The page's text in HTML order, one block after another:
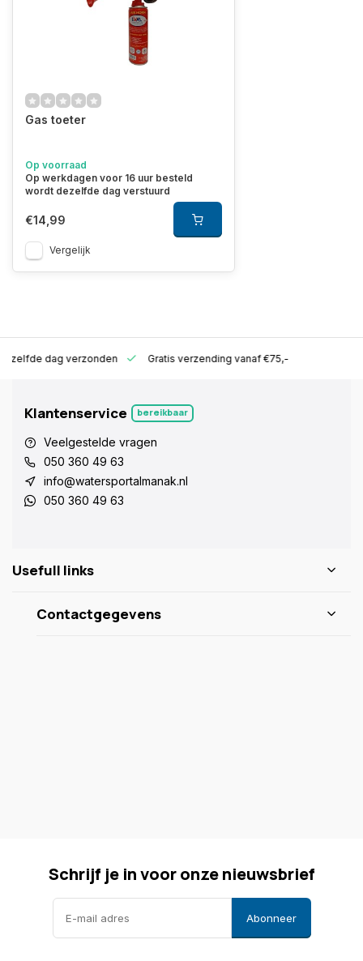
Gas toeter
Op voorraad
Op werkdagen voor 16 uur besteld
wordt dezelfde dag verstuurd
€14,99
Vergelijk
zelfde dag verzonden Gratis verzending vanaf €75,-
Klantenservice bereikbaar
Veelgestelde vragen
050 360 49 63
info@watersportalmanak.nl
050 360 49 63
Usefull links
Contactgegevens
Schrijf je in voor onze nieuwsbrief
Abonneer